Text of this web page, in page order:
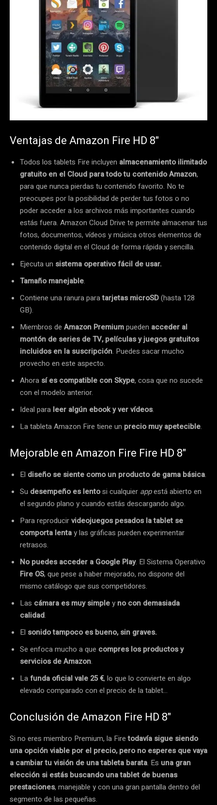
Ventajas de Amazon Fire HD 8″
Todos los tablets Fire incluyen almacenamiento ilimitado
gratuito en el Cloud para todo tu contenido Amazon,
para que nunca pierdas tu contenido favorito. No te
preocupes por la posibilidad de perder tus fotos o no
poder acceder a los archivos más importantes cuando
estás fuera. Amazon Cloud Drive te permite almacenar tus
fotos, documentos, vídeos y música otros elementos de
contenido digital en el Cloud de forma rápida y sencilla.
Ejecuta un sistema operativo fácil de usar.
Tamaño manejable.
Contiene una ranura paratarjetas microSD(hasta 128
GB).
Miembros de Amazon Premiumpueden acceder al
montón de series de TV, películas y juegos gratuitos
incluidos en la suscripción. Puedes sacar mucho
provecho en este aspecto.
Ahora sí es compatible con Skype, cosa que no sucede
con el modelo anterior.
Ideal para leer algún ebook y ver vídeos.
La tableta Amazon Fire tiene un precio muy apetecible.
Mejorable en Amazon Fire Fire HD 8″
El diseño se siente como un producto de gama básica.
Su desempeño es lentosi cualquier appestá abierto en
el segundo plano y cuando estás descargando algo.
Para reproducirvideojuegos pesados la tablet se
comporta lentay las gráficas pueden experimentar
retrasos.
No puedes acceder a Google Play. El Sistema Operativo
Fire OS, que pese a haber mejorado, no dispone del
mismo catálogo que sus competidores.
Las cámara es muy simpley no con demasiada
calidad.
El sonido tampoco es bueno, sin graves.
Se enfoca mucho a que compres los productos y
servicios de Amazon.
Lafunda oficial vale 25 €, lo que lo convierte en algo
elevado comparado con el precio de la tablet…
Conclusión de Amazon Fire HD 8″
Si no eres miembro Premium, la Firetodavía sigue siendo
una opción viable por el precio, pero no esperes que vaya
a cambiar tu visión de una tableta barata. Es una gran
elección si estás buscando una tablet de buenas
prestaciones, manejable y con una gran pantalla dentro del
segmento de las pequeñas.